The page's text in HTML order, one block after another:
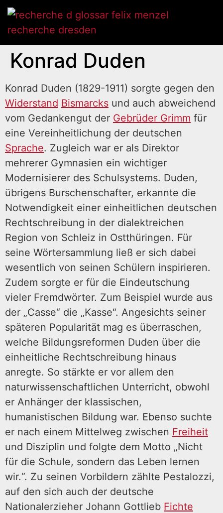
Konrad Duden
Konrad Duden (1829-1911) sorgte gegen den
Widerstand Bismarcks und auch abweichend
vom Gedankengut der Gebrüder Grimm für
eine Vereinheitlichung der deutschen
Sprache. Zugleich war er als Direktor
mehrerer Gymnasien ein wichtiger
Modernisierer des Schulsystems. Duden,
übrigens Burschenschafter, erkannte die
Notwendigkeit einer einheitlichen deutschen
Rechtschreibung in der dialektreichen
Region von Schleiz in Ostthüringen. Für
seine Wörtersammlung ließ er sich dabei
wesentlich von seinen Schülern inspirieren.
Zudem sorgte er für die Eindeutschung
vieler Fremdwörter. Zum Beispiel wurde aus
der „Casse“ die „Kasse“. Angesichts seiner
späteren Popularität mag es überraschen,
welche Bildungsreformen Duden über die
einheitliche Rechtschreibung hinaus
anregte. So stärkte er vor allem den
naturwissenschaftlichen Unterricht, obwohl
er Anhänger der klassischen,
humanistischen Bildung war. Ebenso suchte
er nach einem Mittelweg zwischen Freiheit
und Disziplin und folgte dem Motto „Nicht
für die Schule, sondern das Leben lernen
wir.“. Zu seinen Vorbildern zählte Pestalozzi,
auf den sich auch der deutsche
Nationalerzieher Johann Gottlieb Fichte